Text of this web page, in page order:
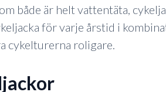
både är helt vattentäta,
för varje årstid i
cykelturerna roligare.